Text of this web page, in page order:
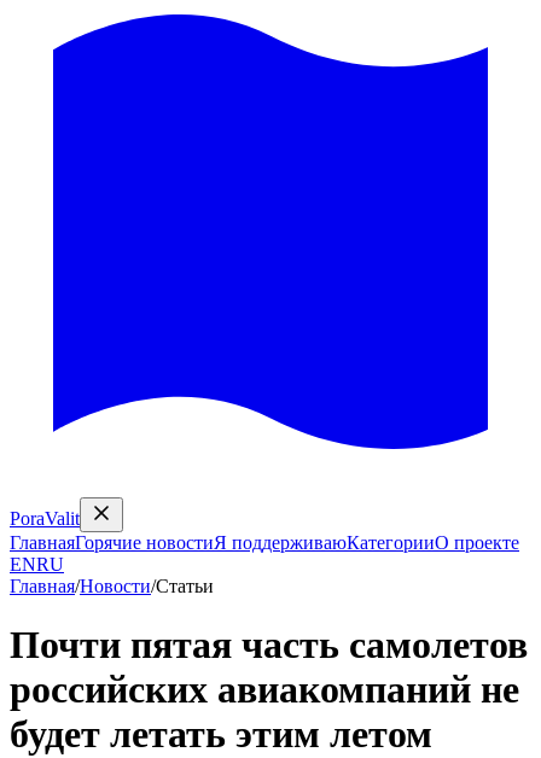
PoraValit
ГлавнаяГорячие новостиЯ поддерживаюКатегорииО проекте
ENRU
Главная/Новости/Статьи
Почти пятая часть самолетов
российских авиакомпаний не
будет летать этим летом